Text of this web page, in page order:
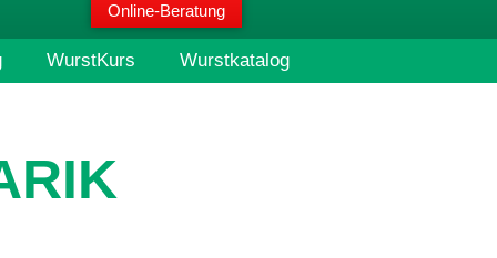
Online-Beratung
WurstKurs Wurstkatalog